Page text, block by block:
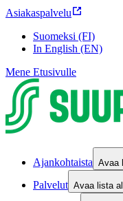
Asiakaspalvelu
Suomeksi (FI)
In English (EN)
Mene Etusivulle
Ajankohtaista Avaa
Palvelut Avaa lista